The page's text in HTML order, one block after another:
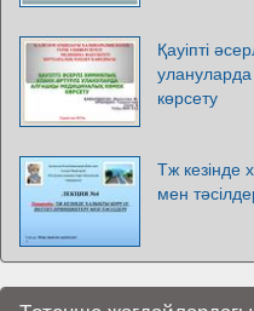
Қауіпті
көрсету
Тж кезінде
мен